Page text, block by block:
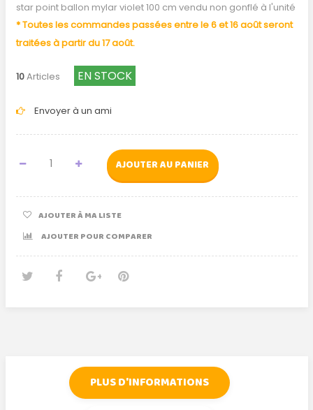
star point ballon mylar violet 100 cm vendu non gonflé à l'unité
* Toutes les commandes passées entre le 6 et 16 août seront
traitées à partir du 17 août.
10Articles EN STOCK
Envoyer à un ami
AJOUTER AU PANIER
AJOUTER À MA LISTE
AJOUTER POUR COMPARER
PLUS D'INFORMATIONS